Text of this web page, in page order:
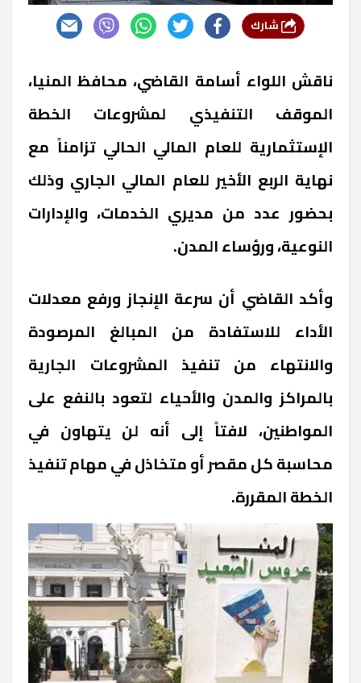
ناقش اللواء أسامة القاضي، محافظ المنيا،
الموقف التنفيذي لمشروعات الخطة
الإستثمارية للعام المالي الحالي تزامناً مع
نهاية الربع الأخير للعام المالي الجاري وذلك
بحضور عدد من مديري الخدمات، والإدارات
النوعية، ورؤساء المدن.
وأكد القاضي أن سرعة الإنجاز ورفع معدلات
الأداء للاستفادة من المبالغ المرصودة
والانتهاء من تنفيذ المشروعات الجارية
بالمراكز والمدن والأحياء لتعود بالنفع على
المواطنين، لافتاً إلى أنه لن يتهاون في
محاسبة كل مقصر أو متخاذل في مهام تنفيذ
الخطة المقررة.